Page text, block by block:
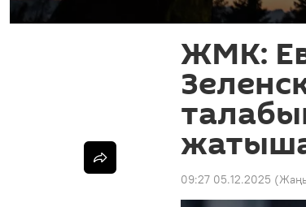
ЖМК:
09:27 05.12.2025